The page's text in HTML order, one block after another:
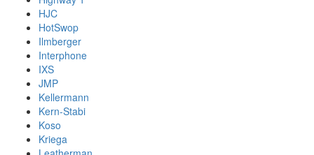
HJC
HotSwop
Ilmberger
Interphone
IXS
JMP
Kellermann
Kern-Stabi
Koso
Kriega